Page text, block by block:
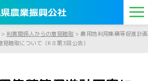
>利害関係人からの意見聴取 >農用地利用集積等促進計画
聴取について（R８第3回公告）